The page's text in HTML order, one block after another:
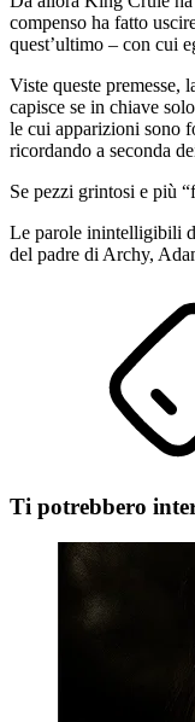
compenso ha fatto
quest’ultimo – con cui
Viste queste premesse,
capisce se in chiave
le cui apparizioni sono
ricordando a seconda
Se pezzi grintosi e più
Le parole inintelligibili
del padre di Archy,
Ti potrebbero